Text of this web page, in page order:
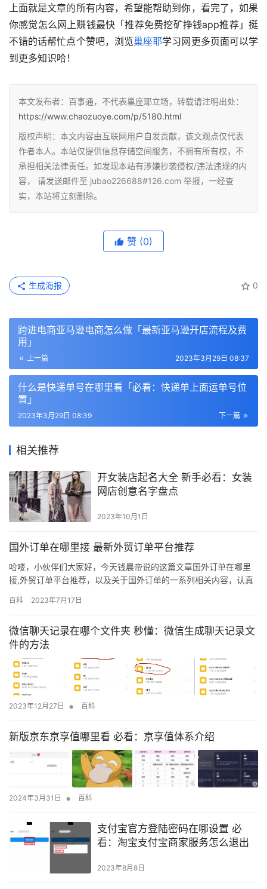
上面就是文章的所有内容，希望能帮助到你，看完了，如果
你感觉怎么网上赚钱最快「推荐免费挖矿挣钱app推荐」挺
不错的话帮忙点个赞吧，浏览巢座耶学习网更多页面可以学
到更多知识哈！
本文发布者：百事通，不代表巢座耶立场，转载请注明出处：
https://www.chaozuoye.com/p/5180.html
版权声明：本文内容由互联网用户自发贡献，该文观点仅代表
作者本人。本站仅提供信息存储空间服务，不拥有所有权，不
承担相关法律责任。如发现本站有涉嫌抄袭侵权/违法违规的内
容， 请发送邮件至 jubao226688#126.com 举报，一经查
实，本站将立刻删除。
赞 (0)
0
生成海报
跨进电商亚马逊电商怎么做「最新亚马逊开店流程及费
用」
上一篇 2023年3月29日 08:37
什么是快递单号在哪里看「必看：快递单上面运单号位
置」
下一篇
2023年3月29日 08:39
相关推荐
开女装店起名大全 新手必看：女装
网店创意名字盘点
2023年10月1日
国外订单在哪里接 最新外贸订单平台推荐
哈喽，小伙伴们大家好，今天钱晨帝说的这篇文章国外订单在哪里
接,外贸订单平台推荐，以及关于国外订单的一系列相关内容，认真
媒体走访江浙地区的纺织企业发现，因国内纺织行业开机率基本已
订单，不少外贸企业出现爆单情况，甚至有些工厂订单已经排到明
年5月。…
百科 2023年7月17日
微信聊天记录在哪个文件夹 秒懂：微信生成聊天记录文
件的方法
2023年12月27日 • 百科
新版京东京享值哪里看 必看：京享值体系介绍
2024年3月31日 • 百科
支付宝官方登陆密码在哪设置 必
看：淘宝支付宝商家服务怎么退出
2023年8月8日